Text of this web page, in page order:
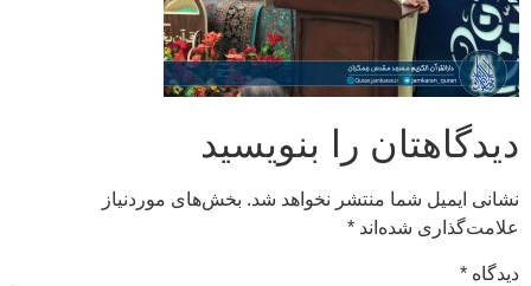
دیدگاهتان را بنویسید
نشانی ایمیل شما منتشر نخواهد شد. بخش‌های موردنیاز
علامت‌گذاری شده‌اند *
دیدگاه *